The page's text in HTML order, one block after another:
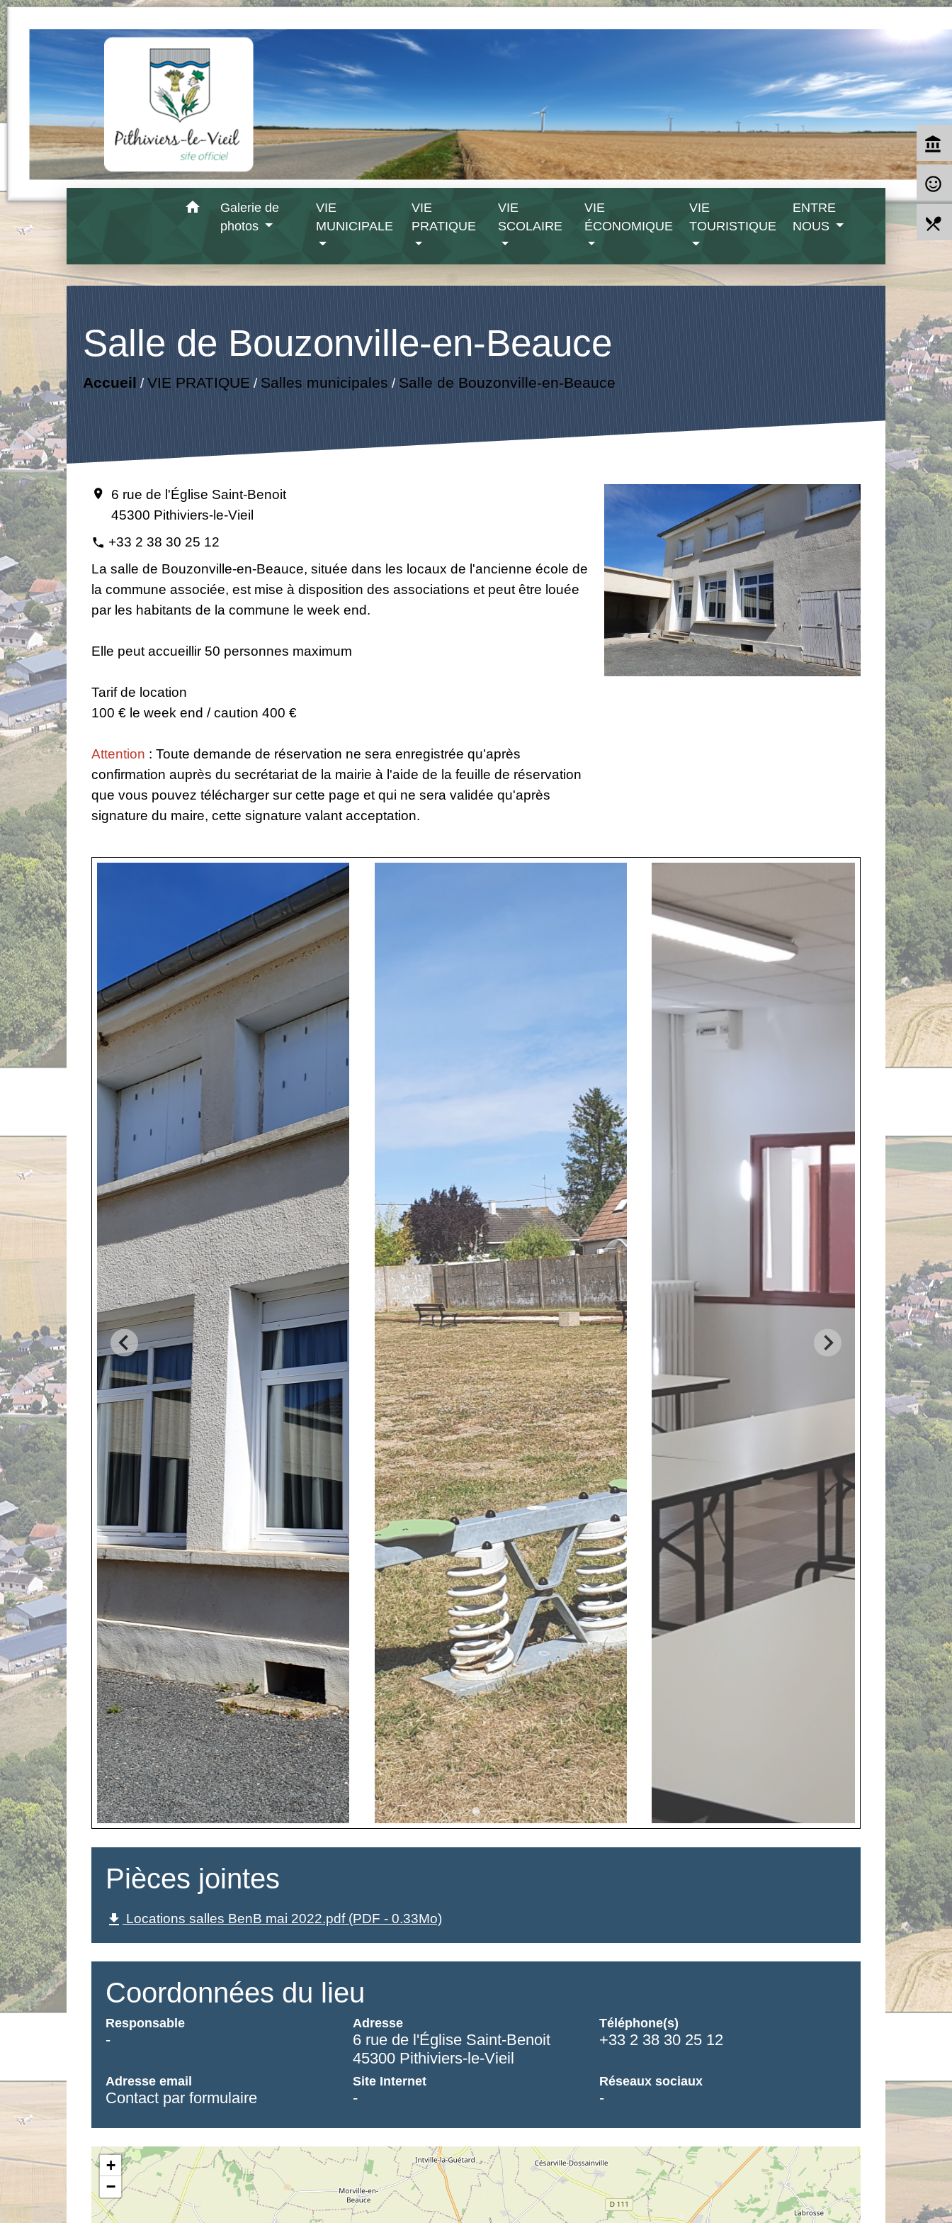
home
Galerie de
photos
VIE
MUNICIPALE
VIE
PRATIQUE
VIE
SCOLAIRE
VIE
ÉCONOMIQUE
VIE
TOURISTIQUE
ENTRE
NOUS
Salle de Bouzonville-en-Beauce
Accueil/VIE PRATIQUE/Salles municipales/Salle de Bouzonville-en-Beauce
location_on
6 rue de l'Église Saint-Benoit
45300 Pithiviers-le-Vieil
phone +33 2 38 30 25 12
La salle de Bouzonville-en-Beauce, située dans les locaux de l'ancienne école de
la commune associée, est mise à disposition des associations et peut être louée
par les habitants de la commune le week end.
Elle peut accueillir 50 personnes maximum
Tarif de location
100 € le week end / caution 400 €
Attention : Toute demande de réservation ne sera enregistrée qu'après
confirmation auprès du secrétariat de la mairie à l'aide de la feuille de réservation
que vous pouvez télécharger sur cette page et qui ne sera validée qu'après
signature du maire, cette signature valant acceptation.
Pièces jointes
file_download Locations salles BenB mai 2022.pdf (PDF - 0.33Mo)
Coordonnées du lieu
Responsable
-
Adresse
6 rue de l'Église Saint-Benoit
45300 Pithiviers-le-Vieil
Téléphone(s)
+33 2 38 30 25 12
Adresse email
Contact par formulaire
Site Internet
-
Réseaux sociaux
-
+
−
account_balance
sentiment_satisfied_alt
local_dining